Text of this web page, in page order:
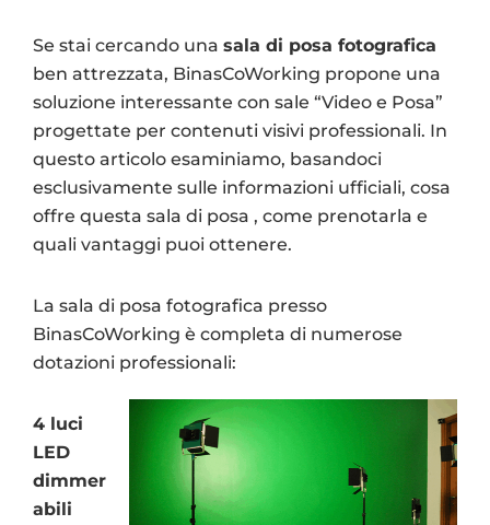
Se stai cercando una sala di posa fotografica
ben attrezzata, BinasCoWorking propone una
soluzione interessante con sale “Video e Posa”
progettate per contenuti visivi professionali. In
questo articolo esaminiamo, basandoci
esclusivamente sulle informazioni ufficiali, cosa
offre questa sala di posa , come prenotarla e
quali vantaggi puoi ottenere.
La sala di posa fotografica presso
BinasCoWorking è completa di numerose
dotazioni professionali:
4 luci
LED
dimmer
abili